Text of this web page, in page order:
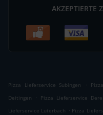
AKZEPTIERTE
Pizza Lieferservice Subingen .
Deitingen
. Pizza Lieferservice
Lieferservice Luterbach . Pizza